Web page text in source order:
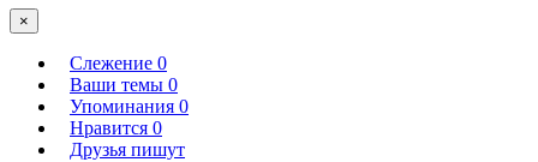
×
Слежение 0
Ваши темы 0
Упоминания 0
Нравится 0
Друзья пишут